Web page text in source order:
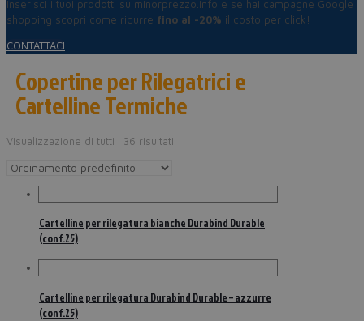
Inserisci i tuoi prodotti su minorprezzo.info e se hai campagne Google
shopping scopri come ridurre fino al -20% il costo per click!
CONTATTACI
Copertine per Rilegatrici e
Cartelline Termiche
Visualizzazione di tutti i 36 risultati
Cartelline per rilegatura bianche Durabind Durable
(conf.25)
Cartelline per rilegatura Durabind Durable – azzurre
(conf.25)